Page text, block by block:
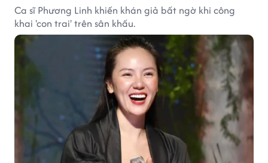
Ca sĩ Phương Linh khiến khán giả bất ngờ khi công
khai 'con trai' trên sân khấu.